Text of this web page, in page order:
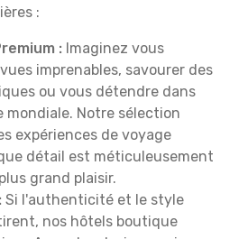
:
: Imaginez vous
imprenables, savourer des
ou vous détendre dans
mondiale. Notre sélection
expériences de voyage
détail est méticuleusement
grand plaisir.
Si l'authenticité et le style
nos hôtels boutique